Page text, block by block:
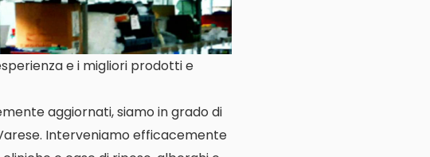
e i migliori prodotti e
aggiornati, siamo in grado di
Interveniamo efficacemente